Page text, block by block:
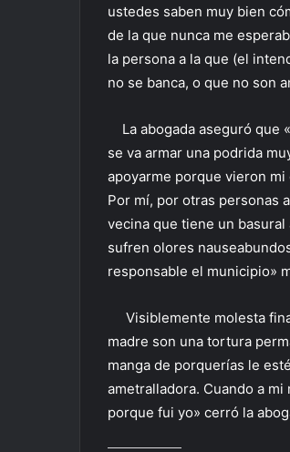
ustedes saben muy bien
de la que nunca me
la persona a la que (el
no se banca, o que no son
La abogada aseguró que
se va armar una podrida
apoyarme porque vieron
Por mí, por otras personas
vecina que tiene un
sufren olores
responsable el municipio»
Visiblemente molesta
madre son una tortura
manga de porquerías le
ametralladora. Cuando a
porque fui yo» cerró la